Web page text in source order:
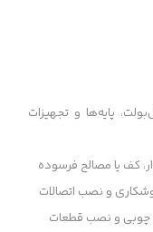
پایه‌ها و تجهیزات
کف یا مصالح فرسوده
و نصب اتصالات
چوبی و نصب قطعات